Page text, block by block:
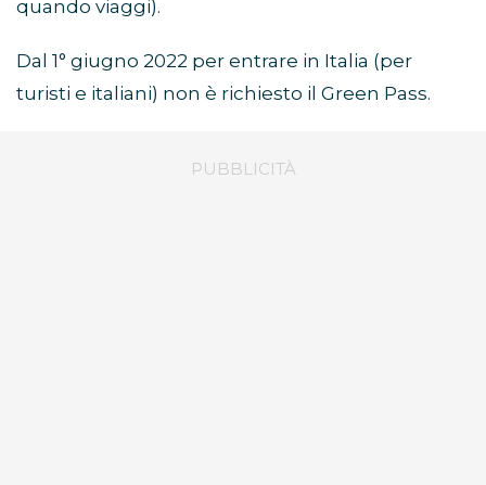
quando viaggi).
Dal 1° giugno 2022 per entrare in Italia (per
turisti e italiani) non è richiesto il Green Pass.